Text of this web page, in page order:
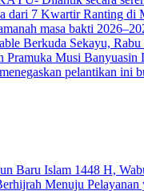
dari 7 Kwartir Ranting di
masa bakti
Berkuda Sekayu,
Pramuka Musi Banyuasin
pelantikan ini